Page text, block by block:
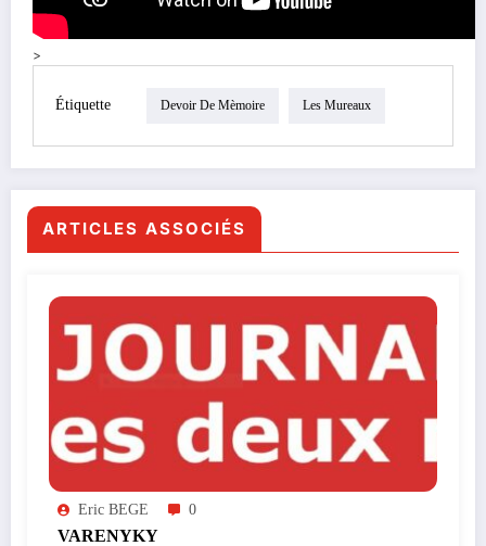
>
Étiquette Devoir De Mèmoire Les Mureaux
ARTICLES ASSOCIÉS
Eric BEGE 0
VARENYKY